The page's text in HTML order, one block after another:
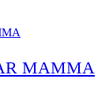
MAMMA